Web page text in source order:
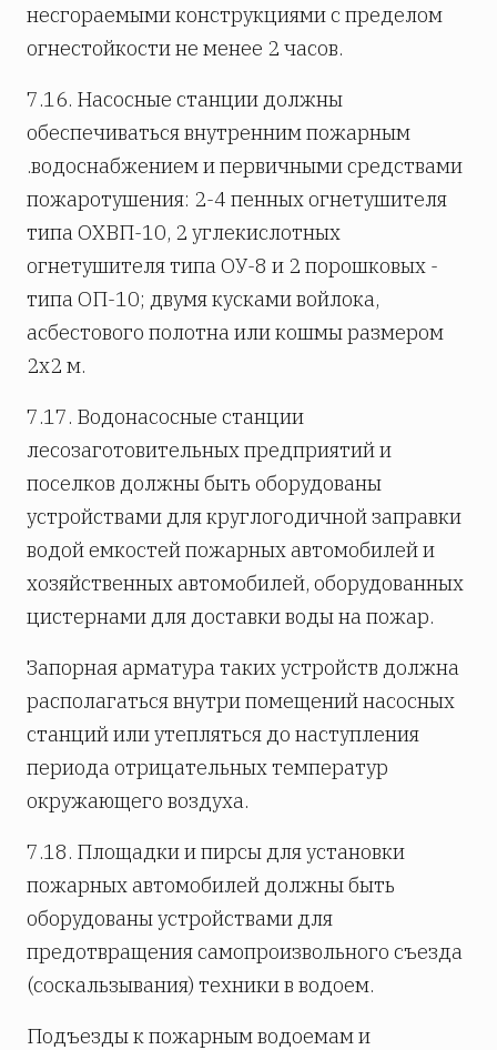
несгораемыми конструкциями с пределом
огнестойкости не менее 2 часов.
7.16. Насосные станции должны
обеспечиваться внутренним пожарным
.водоснабжением и первичными средствами
пожаротушения: 2-4 пенных огнетушителя
типа ОХВП-10, 2 углекислотных
огнетушителя типа ОУ-8 и 2 порошковых -
типа ОП-10; двумя кусками войлока,
асбестового полотна или кошмы размером
2х2 м.
7.17. Водонасосные станции
лесозаготовительных предприятий и
поселков должны быть оборудованы
устройствами для круглогодичной заправки
водой емкостей пожарных автомобилей и
хозяйственных автомобилей, оборудованных
цистернами для доставки воды на пожар.
Запорная арматура таких устройств должна
располагаться внутри помещений насосных
станций или утепляться до наступления
периода отрицательных температур
окружающего воздуха.
7.18. Площадки и пирсы для установки
пожарных автомобилей должны быть
оборудованы устройствами для
предотвращения самопроизвольного съезда
(соскальзывания) техники в водоем.
Подъезды к пожарным водоемам и